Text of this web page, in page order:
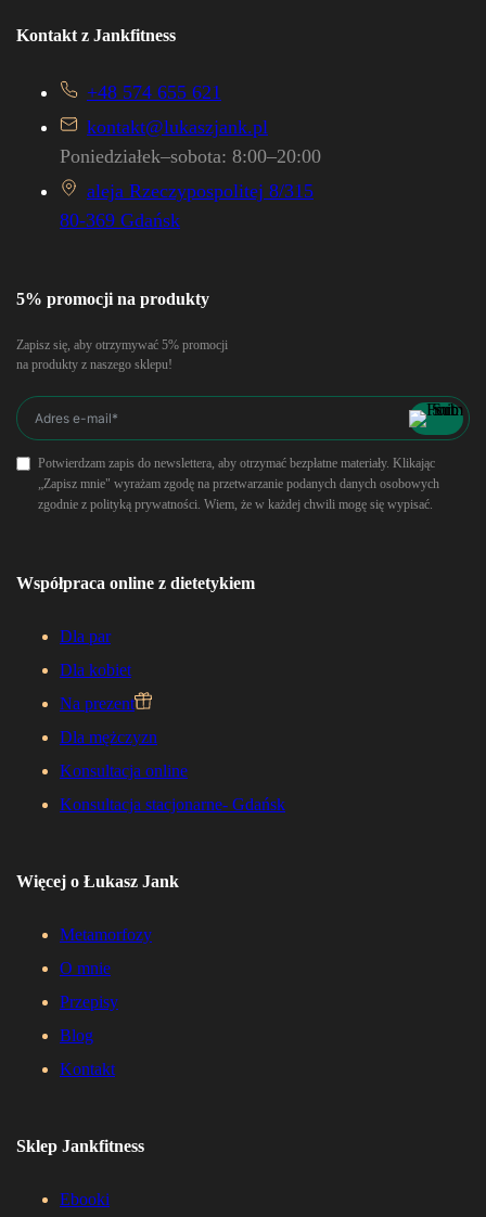
Kontakt z Jankfitness
+48 574 655 621
kontakt@lukaszjank.pl
Poniedziałek–sobota: 8:00–20:00
aleja Rzeczypospolitej 8/315
80-369 Gdańsk
Współpraca online z dietetykiem
Dla par
Dla kobiet
Na prezent
Dla mężczyzn
Konsultacja online
Konsultacja stacjonarne- Gdańsk
Więcej o Łukasz Jank
Metamorfozy
O mnie
Przepisy
Blog
Kontakt
Sklep Jankfitness
Ebooki
5% promocji na produkty
Zapisz się, aby otrzymywać 5% promocji
na produkty z naszego sklepu!
Potwierdzam zapis do newslettera, aby otrzymać bezpłatne materiały. Klikając
„Zapisz mnie" wyrażam zgodę na przetwarzanie podanych danych osobowych
zgodnie z polityką prywatności. Wiem, że w każdej chwili mogę się wypisać.